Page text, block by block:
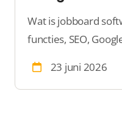
Wat is jobboard
functies, SEO,
23 juni 2026